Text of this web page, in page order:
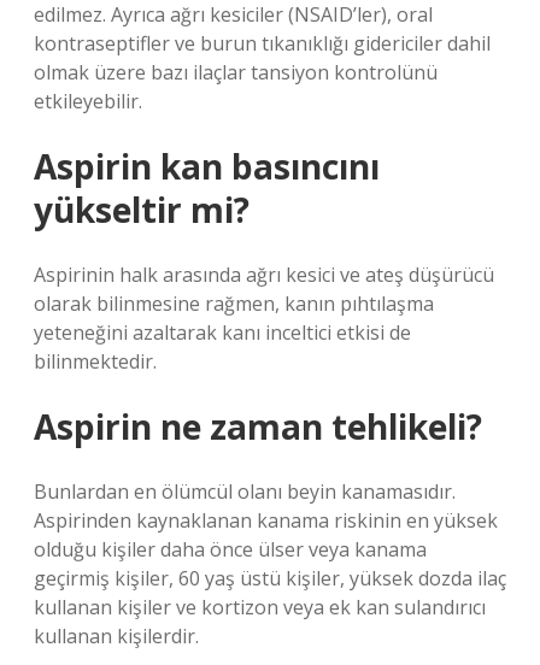
edilmez. Ayrıca ağrı kesiciler (NSAID’ler), oral
kontraseptifler ve burun tıkanıklığı gidericiler dahil
olmak üzere bazı ilaçlar tansiyon kontrolünü
etkileyebilir.
Aspirin kan basıncını
yükseltir mi?
Aspirinin halk arasında ağrı kesici ve ateş düşürücü
olarak bilinmesine rağmen, kanın pıhtılaşma
yeteneğini azaltarak kanı inceltici etkisi de
bilinmektedir.
Aspirin ne zaman tehlikeli?
Bunlardan en ölümcül olanı beyin kanamasıdır.
Aspirinden kaynaklanan kanama riskinin en yüksek
olduğu kişiler daha önce ülser veya kanama
geçirmiş kişiler, 60 yaş üstü kişiler, yüksek dozda ilaç
kullanan kişiler ve kortizon veya ek kan sulandırıcı
kullanan kişilerdir.